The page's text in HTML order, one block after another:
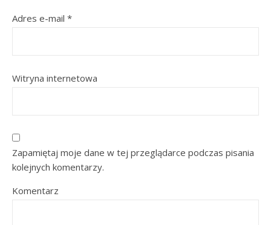
Adres e-mail *
Witryna internetowa
Zapamiętaj moje dane w tej przeglądarce podczas pisania
kolejnych komentarzy.
Komentarz